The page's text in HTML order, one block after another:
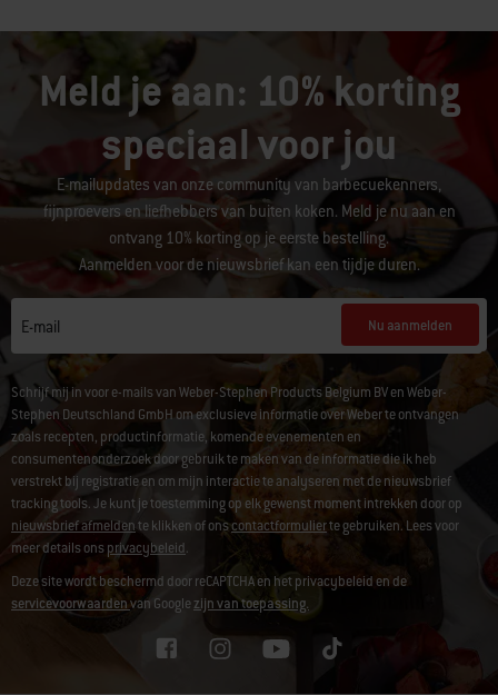
Meld je aan: 10% korting
speciaal voor jou
E-mailupdates van onze community van barbecuekenners,
fijnproevers en liefhebbers van buiten koken. Meld je nu aan en
ontvang 10% korting op je eerste bestelling.
Aanmelden voor de nieuwsbrief kan een tijdje duren.
E-mail Nu aanmelden
Schrijf mij in voor e-mails van Weber-Stephen Products Belgium BV en Weber-
Stephen Deutschland GmbH om exclusieve informatie over Weber te ontvangen
zoals recepten, productinformatie, komende evenementen en
consumentenonderzoek door gebruik te maken van de informatie die ik heb
verstrekt bij registratie en om mijn interactie te analyseren met de nieuwsbrief
tracking tools. Je kunt je toestemming op elk gewenst moment intrekken door op
nieuwsbrief afmeldente klikken of onscontactformulierte gebruiken. Lees voor
meer details onsprivacybeleid.
Deze site wordt beschermd door reCAPTCHA en het privacybeleid en de
servicevoorwaardenvan Googlezijn van toepassing.